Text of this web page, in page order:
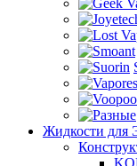
Жидкости для